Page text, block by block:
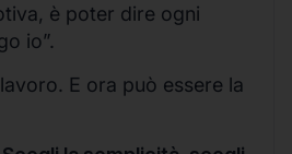
è poter dire ogni
io”.
E ora può essere la